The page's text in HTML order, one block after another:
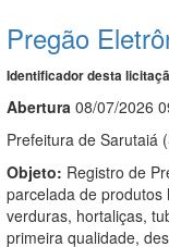
Pregão
Identificador desta
Abertura 08/07/2026
Prefeitura de Sarutaiá
Objeto: Registro de
parcelada de produtos
verduras, hortaliças,
primeira qualidade,